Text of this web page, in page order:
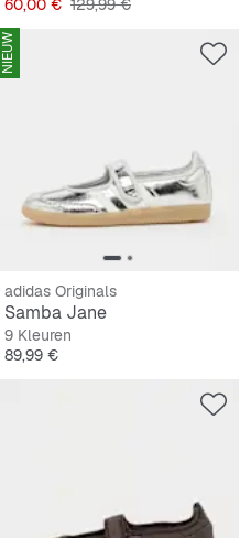
60,00 € 129,99 €
NIEUW
adidas Originals
Samba Jane
9 Kleuren
Prijs
89,99 €